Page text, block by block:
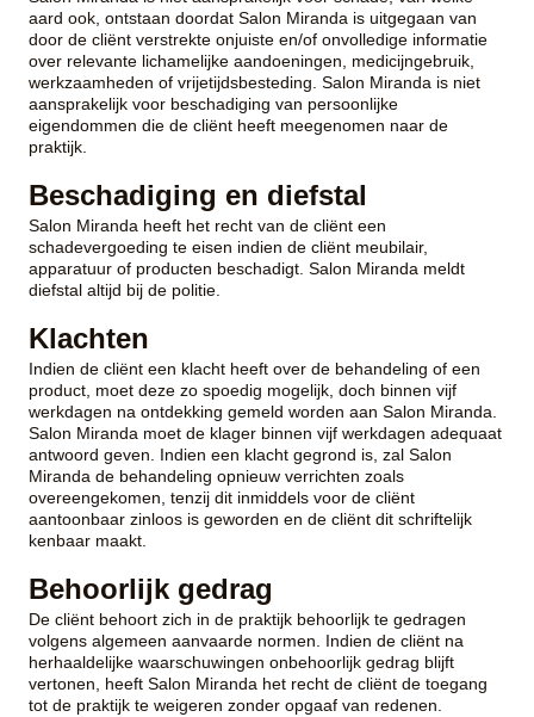
aard ook, ontstaan doordat Salon Miranda is uitgegaan van
door de cliënt verstrekte onjuiste en/of onvolledige informatie
over relevante lichamelijke aandoeningen, medicijngebruik,
werkzaamheden of vrijetijdsbesteding. Salon Miranda is niet
aansprakelijk voor beschadiging van persoonlijke
eigendommen die de cliënt heeft meegenomen naar de
praktijk.
Beschadiging en diefstal
Salon Miranda heeft het recht van de cliënt een
schadevergoeding te eisen indien de cliënt meubilair,
apparatuur of producten beschadigt. Salon Miranda meldt
diefstal altijd bij de politie.
Klachten
Indien de cliënt een klacht heeft over de behandeling of een
product, moet deze zo spoedig mogelijk, doch binnen vijf
werkdagen na ontdekking gemeld worden aan Salon Miranda.
Salon Miranda moet de klager binnen vijf werkdagen adequaat
antwoord geven. Indien een klacht gegrond is, zal Salon
Miranda de behandeling opnieuw verrichten zoals
overeengekomen, tenzij dit inmiddels voor de cliënt
aantoonbaar zinloos is geworden en de cliënt dit schriftelijk
kenbaar maakt.
Behoorlijk gedrag
De cliënt behoort zich in de praktijk behoorlijk te gedragen
volgens algemeen aanvaarde normen. Indien de cliënt na
herhaaldelijke waarschuwingen onbehoorlijk gedrag blijft
vertonen, heeft Salon Miranda het recht de cliënt de toegang
tot de praktijk te weigeren zonder opgaaf van redenen.